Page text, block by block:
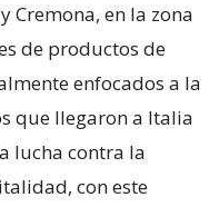
Cremona, en la zona
de productos de
enfocados a la
que llegaron a Italia
lucha contra la
con este